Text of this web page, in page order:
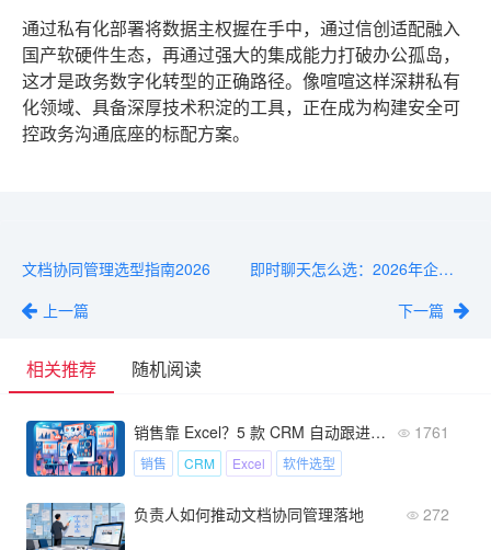
通过私有化部署将数据主权握在手中，通过信创适配融入
国产软硬件生态，再通过强大的集成能力打破办公孤岛，
这才是政务数字化转型的正确路径。像喧喧这样深耕私有
化领域、具备深厚技术积淀的工具，正在成为构建安全可
控政务沟通底座的标配方案。
文档协同管理选型指南2026
上一篇
即时聊天怎么选：2026年企业高性价比方案
下一篇
相关推荐 随机阅读
销售靠 Excel？5 款 CRM 自动跟进，客户不流失 1761
销售 CRM Excel 软件选型
负责人如何推动文档协同管理落地 272